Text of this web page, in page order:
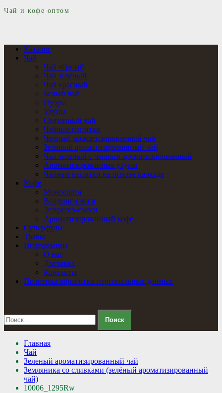
Чай и кофе оптом
Каталог
Чай
Чай чёрный
Чай зелёный
Чай красный
Белый чай
Пуэры
Улуны
Связанный чай
Чайные напитки
Черный ароматизированный чай
Зеленый ароматизированный чай
Чай зеленый с черным ароматизированный
Ароматизированные улуны
Чайные напитки на основе каркаде
Кофе
Моносорта
Вендинг-смеси
Эспрессо-смеси
Ароматизированный кофе
Суперфуды
Травы
Информация
О нас
Доставка
Контакты
Политика обработки персональных данных
Найти:
Главная
Чай
Зеленый ароматизированный чай
Земляника со сливками (зелёный ароматизированный
чай)
10006_1295Rw